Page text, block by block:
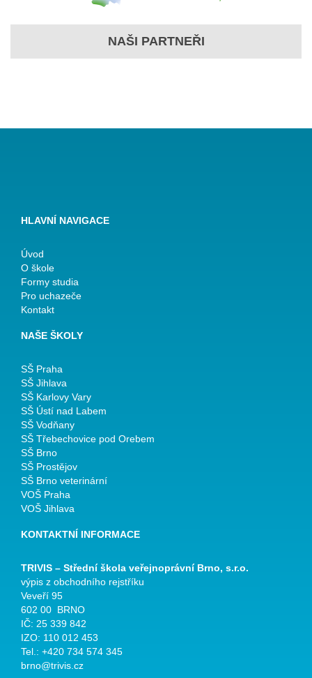
NAŠI PARTNEŘI
HLAVNÍ NAVIGACE
Úvod
O škole
Formy studia
Pro uchazeče
Kontakt
NAŠE ŠKOLY
SŠ Praha
SŠ Jihlava
SŠ Karlovy Vary
SŠ Ústí nad Labem
SŠ Vodňany
SŠ Třebechovice pod Orebem
SŠ Brno
SŠ Prostějov
SŠ Brno veterinární
VOŠ Praha
VOŠ Jihlava
KONTAKTNÍ INFORMACE
TRIVIS – Střední škola veřejnoprávní Brno, s.r.o.
výpis z obchodního rejstříku
Veveří 95
602 00 BRNO
IČ: 25 339 842
IZO: 110 012 453
Tel.: +420 734 574 345
brno@trivis.cz